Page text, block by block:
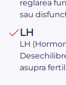
reglarea
sau
LH
LH
asupra